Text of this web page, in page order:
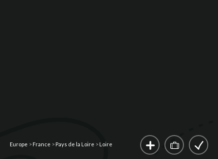
Europe > France > Pays de la Loire > Loire